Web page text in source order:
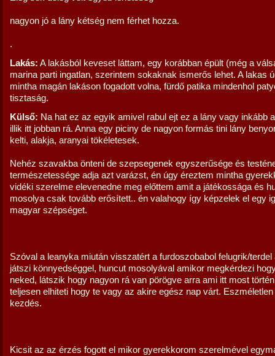
nagyon jó a lány kétség nem férhet hozza.
.
Lakás: A lakásból keveset láttam, egy korábban épült (még a
marina parti ingatlan, szerintem sokaknak ismerős lehet. A lakas
mintha magán lakáson fogadott volna, fürdő patika mindenhol
tisztaság.
Külső: Na hat ez az egyik amivel rabul ejt ez a lány vagy inkább
illik itt jobban rá. Anna egy piciny de nagyon formás tini lány
kelti, alakja, aranyai tökéletesek.
Nehéz szavakba önteni de szepsegenek egyszerűsége és
természetessége adja azt varázst, én úgy éreztem mintha
vidéki szerelme elevenedne meg előttem amit a játékossága és
mosolya csak tovább erősített.. én valahogy így képzelek el egy
magyar szépséget.
Szóval a leanyka miután visszatért a furdoszobabol felugrik/terdel
játszi könnyedséggel, huncut mosolyával amikor megkérdezi
neked, látszik hogy nagyon rá van pörögve arra ami itt most
teljesen elhiteti hogy te vagy az akire egész nap várt. Eszméletlen
kezdés.
Kicsit az az érzés fogott el mikor gyerekkorom szerelmével